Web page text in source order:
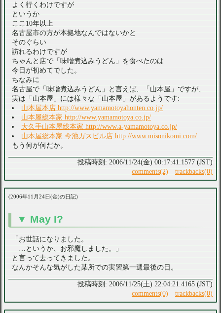
よく行くわけですが
というか
ここ10年以上
名古屋市の方が本拠地なんではないかと
そのぐらい
訪れるわけですが
ちゃんと店で「味噌煮込みうどん」を食べたのは
今日が初めてでした。
ちなみに
名古屋で「味噌煮込みうどん」と言えば、「山本屋」ですが、
実は「山本屋」には様々な「山本屋」があるようです:
山本屋本店 http://www.yamamotoyahonten.co.jp/
山本屋総本家 http://www.yamamotoya.co.jp/
大久手山本屋総本家 http://www.a-yamamotoya.co.jp/
山本屋総本家 今池ガスビル店 http://www.misonikomi.com/
もう何が何だか。
2006/11/24(金) 00:17:41.1577 (JST)
comments(2)
trackbacks(0)
2006年11月24日(金)の日記
May I?
「お世話になりました。
…というか、お邪魔しました。」
と言って去ってきました。
なんかそんな気がした某所での実習第一週最後の日。
2006/11/25(土) 22:04:21.4165 (JST)
comments(0)
trackbacks(0)